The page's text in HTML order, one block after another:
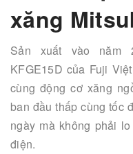
xăng
Sản xuất vào năm
KFGE15D của Fuji
cùng động cơ xăng
ban đầu thấp cùng tốc
ngày mà không phải
điện.